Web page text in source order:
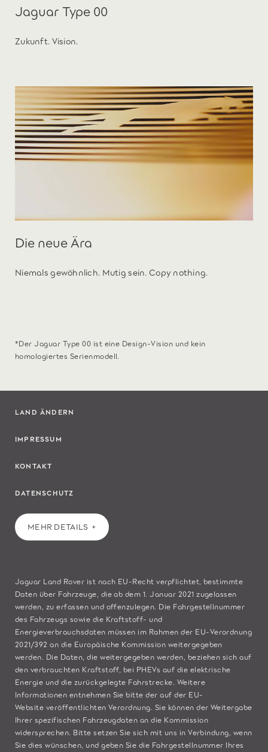
Jaguar Type 00
Zukunft. Vision.
Die neue Ära
Niemals gewöhnlich. Mutig sein. Copy nothing.
*Der Jaguar Type 00 ist eine Design-Vision und kein
homologiertes Serienmodell.
LAND ÄNDERN
IMPRESSUM
KONTAKT
DATENSCHUTZ
MEHR DETAILS
Jaguar Land Rover ist nach EU-Recht verpflichtet, bestimmte
Daten über Fahrzeuge, die ab dem 1. Januar 2021 zugelassen
werden, zu erfassen und offenzulegen. Die Fahrgestellnummer
des Fahrzeugs sowie die Kraftstoff- und
Energieverbrauchsdaten müssen im Rahmen der EU-Verordnung
2021/392 an die Europäische Kommission weitergegeben
werden. Die Daten, die weitergegeben werden, beziehen sich auf
den verbrauchten Kraftstoff, bei PHEVs auf die elektrische
Energie und die zurückgelegte Fahrstrecke. Weitere
Informationen entnehmen Sie bitte der auf der EU-
Website veröffentlichten Verordnung. Sie können der Weitergabe
Ihrer spezifischen Fahrzeugdaten an die Kommission
widersprechen. Bittesetzen Sie sich mit uns in Verbindung , wenn
Sie dies wünschen, und geben Sie die Fahrgestellnummer Ihres